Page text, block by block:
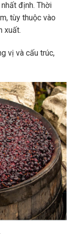
định. Thời
tùy thuộc vào
xuất.
vị và cấu trúc,